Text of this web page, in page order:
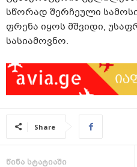
სწორად შერჩეული
ფრენა იყოს მშვიდი,
სასიამოვნო.
Share
წინა სტატიაში